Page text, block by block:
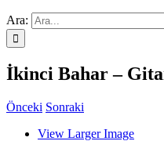
Ara:
İkinci Bahar –
Önceki Sonraki
View Larger Image